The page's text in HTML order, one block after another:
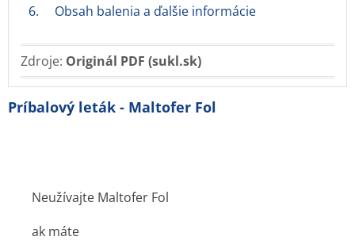
6. Obsah balenia a ďalšie informácie
Zdroje: Originál PDF (sukl.sk)
Príbalový leták - Maltofer Fol
Neužívajte Maltofer Fol
ak máte